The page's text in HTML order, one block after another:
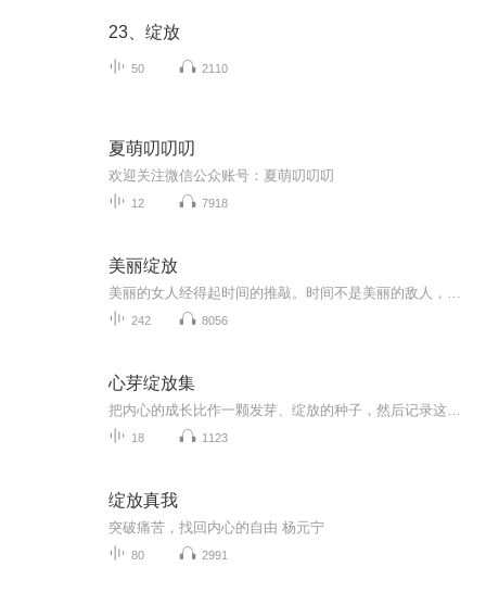
23、绽放
50 2110
夏萌叨叨叨
欢迎关注微信公众账号：夏萌叨叨叨
12 7918
美丽绽放
242 8056
心芽绽放集
18 1123
绽放真我
突破痛苦，找回内心的自由 杨元宁
80 2991